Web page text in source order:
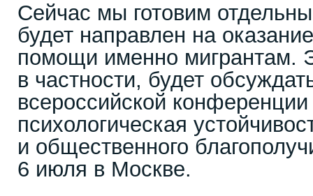
Сейчас мы готовим
будет направлен на
помощи именно мигрантам.
в частности, будет
всероссийской
психологическая
и общественного
6 июля в Москве.